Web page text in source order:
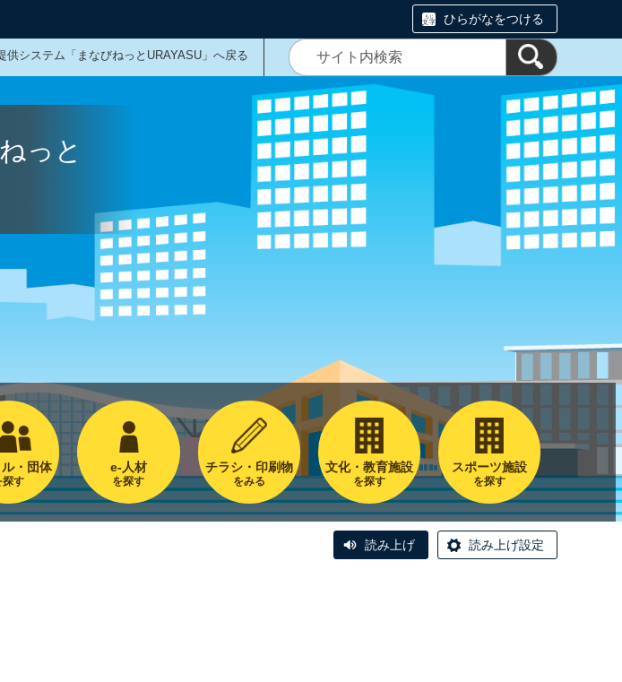
ひらがなをつける
供システム「まなびねっとURAYASU」へ戻る
っと
・団体
探す
e-人材
を探す
チラシ・印刷物
をみる
文化・教育施設
を探す
スポーツ施設
を探す
読み上げ 読み上げ設定